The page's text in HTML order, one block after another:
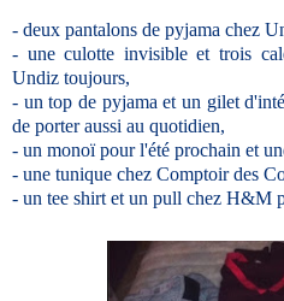
- deux pantalons de pyjama chez
- une culotte invisible et trois
Undiz toujours,
- un top de pyjama et un gilet
de porter aussi au quotidien,
- un monoï pour l'été prochain et
- une tunique chez Comptoir des
- un tee shirt et un pull chez H&M